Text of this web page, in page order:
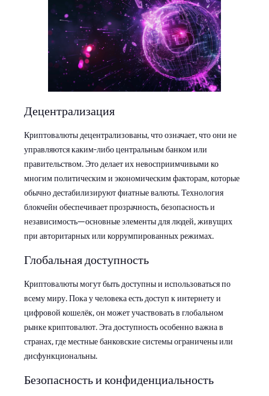
Децентрализация
Криптовалюты децентрализованы, что означает, что они не
управляются каким-либо центральным банком или
правительством. Это делает их невосприимчивыми ко
многим политическим и экономическим факторам, которые
обычно дестабилизируют фиатные валюты. Технология
блокчейн обеспечивает прозрачность, безопасность и
независимость—основные элементы для людей, живущих
при авторитарных или коррумпированных режимах.
Глобальная доступность
Криптовалюты могут быть доступны и использоваться по
всему миру. Пока у человека есть доступ к интернету и
цифровой кошелёк, он может участвовать в глобальном
рынке криптовалют. Эта доступность особенно важна в
странах, где местные банковские системы ограничены или
дисфункциональны.
Безопасность и конфиденциальность